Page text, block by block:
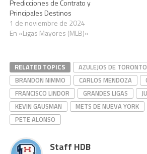
Predicciones de Contrato y
Principales Destinos
1 de noviembre de 2024
En «Ligas Mayores (MLB)»
RELATED TOPICS
AZULEJOS DE TORONTO
BRANDON NIMMO
CARLOS MENDOZA
FRANCISCO LINDOR
GRANDES LIGAS
KEVIN GAUSMAN
METS DE NUEVA YORK
PETE ALONSO
Staff HDB